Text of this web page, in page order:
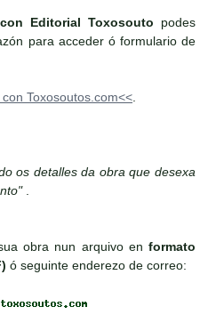
Editorial Toxosouto podes
para acceder ó formulario de
Toxosoutos.com<<.
os detalles da obra que desexa
.
obra nun arquivo en formato
ó seguinte enderezo de correo: